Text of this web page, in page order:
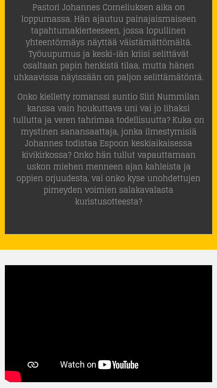
Pastori Johannes Corneliuksen aika on
loppumassa. Hän ajautuu painajaismaiseen
tapahtumakierteeseen, jossa lopullinen
yhteentörmäys näyttää väistämättömältä.
Työuupumus ja keski-iän kriisi selittävät
osaltaan papin henkistä tilaa, mutta hänen
uhkaavissa näyissään on paljon selittämätöntä.
Onko kielletty romanssi suntio Siiri Nummilan
kanssa vain houkuttava uni vai jo lihaksi
tullutta ja veren tahrimaa todellisuutta? Kuka on
mystinen sanansaattaja, jonka ilmestymisiä
Johannes todistaa Espoon keskiaikaisessa
kivikirkossa? Onko hän tullut vapauttamaan
uskon miehen menneen ajan kahleista ja
oppien orjuudesta, vai onko kyse unohdettujen
pimeyden voimien salakavalasta
kuristusotteesta?